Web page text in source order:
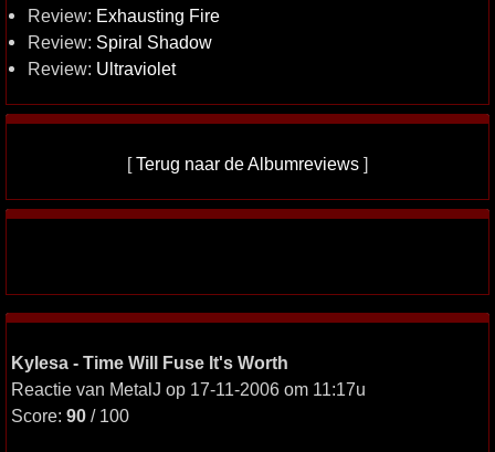
Review: Exhausting Fire
Review: Spiral Shadow
Review: Ultraviolet
[Terug naar de Albumreviews ]
Kylesa - Time Will Fuse It's Worth
Reactie van MetalJ op 17-11-2006 om 11:17u
Score: 90 / 100